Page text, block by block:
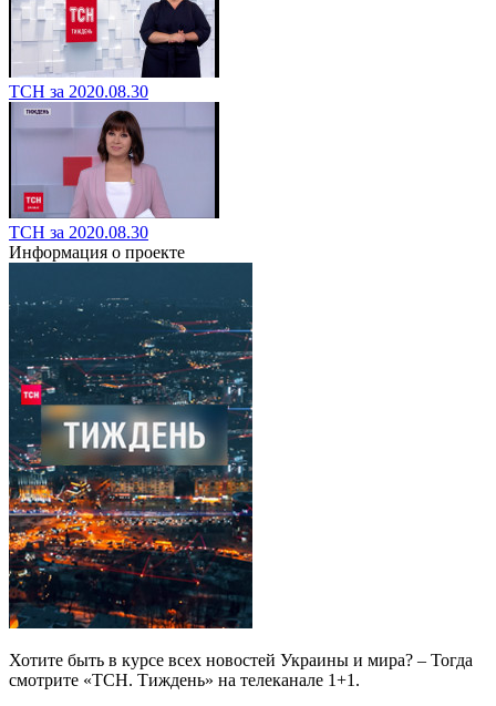
ТСН за 2020.08.30
ТСН за 2020.08.30
Информация о проекте
Хотите быть в курсе всех новостей Украины и мира? – Тогда
смотрите «ТСН. Тиждень» на телеканале 1+1.